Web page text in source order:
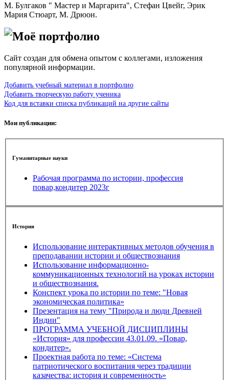
М. Булгаков " Мастер и Маргарита", Стефан Цвейг, Эрик
Мария Стюарт, М. Дрюон.
Моё портфолио
Сайт создан для обмена опытом с коллегами, изложения
популярной информации.
Добавить учебный материал в портфолио
Добавить творческую работу ученика
Код для вставки списка публикаций на другие сайты
Мои публикации:
Гуманитарные науки
Рабочая программа по истории, профессия
повар,кондитер 2023г
История
Использование интерактивных методов обучения в
преподавании истории и обществознания
Использование информационно-
коммуникационных технологий на уроках истории
и обществознания.
Конспект урока по истории по теме: "Новая
экономическая политика»
Презентация на тему "Природа и люди Древней
Индии"
ПРОГРАММА УЧЕБНОЙ ДИСЦИПЛИНЫ
«История» для профессии 43.01.09. «Повар,
кондитер».
Проектная работа по теме: «Система
патриотического воспитания через традиции
казачества: история и современность»